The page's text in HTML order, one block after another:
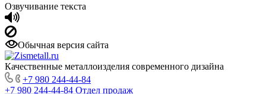
Озвучивание текста
Обычная версия сайта
Качественные металлоизделия современного дизайна
+7 980 244-44-84
+7 980 244-44-84 Отдел продаж